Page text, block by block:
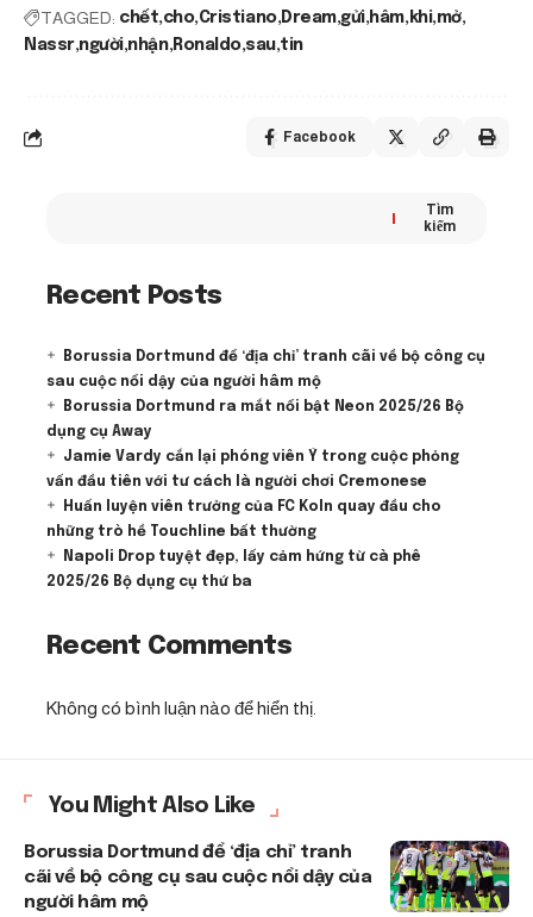
TAGGED: chết cho Cristiano Dream gửi hâm khi mở
Nassr người nhận Ronaldo sau tin
Facebook
Tìm
kiếm
Recent Posts
Borussia Dortmund để ‘địa chỉ’ tranh cãi về bộ công cụ
sau cuộc nổi dậy của người hâm mộ
Borussia Dortmund ra mắt nổi bật Neon 2025/26 Bộ
dụng cụ Away
Jamie Vardy cắn lại phóng viên Ý trong cuộc phỏng
vấn đầu tiên với tư cách là người chơi Cremonese
Huấn luyện viên trưởng của FC Koln quay đầu cho
những trò hề Touchline bất thường
Napoli Drop tuyệt đẹp, lấy cảm hứng từ cà phê
2025/26 Bộ dụng cụ thứ ba
Recent Comments
Không có bình luận nào để hiển thị.
You Might Also Like
Borussia Dortmund để ‘địa chỉ’ tranh
cãi về bộ công cụ sau cuộc nổi dậy của
người hâm mộ